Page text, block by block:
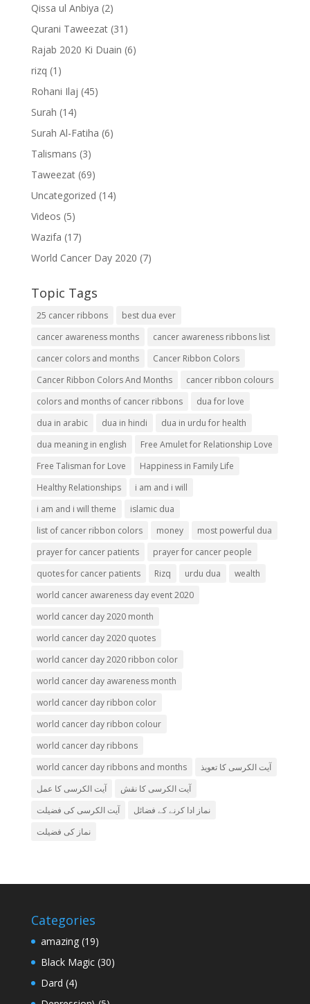
Qissa ul Anbiya (2)
Qurani Taweezat(31)
Rajab 2020 Ki Duain (6)
rizq (1)
Rohani Ilaj (45)
Surah (14)
Surah Al-Fatiha (6)
Talismans (3)
Taweezat(69)
Uncategorized (14)
Videos (5)
Wazifa (17)
World Cancer Day 2020 (7)
Topic Tags
25 cancer ribbons
best dua ever
cancer awareness months
cancer awareness ribbons list
cancer colors and months
Cancer Ribbon Colors
Cancer Ribbon Colors And Months
cancer ribbon colours
colors and months of cancer ribbons
dua for love
dua in arabic
dua in hindi
dua in urdu for health
dua meaning in english
Free Amulet for Relationship Love
Free Talisman for Love
Happiness in Family Life
Healthy Relationships
i am and i will
i am and i will theme
islamic dua
list of cancer ribbon colors
money
most powerful dua
prayer for cancer patients
prayer for cancer people
quotes for cancer patients
Rizq urdu dua
wealth
world cancer awareness day event 2020
world cancer day 2020 month
world cancer day 2020 quotes
world cancer day 2020 ribbon color
world cancer day awareness month
world cancer day ribbon color
world cancer day ribbon colour
world cancer day ribbons
world cancer day ribbons and months
آیت الکرسی کا تعویذ
آیت الکرسی کا عمل
آیت الکرسی کا نقش
آیت الکرسی کی فضیلت
نماز ادا کرنے کے فضائل
نماز کی فضیلت
Categories
amazing(19)
Black Magic(30)
Dard (4)